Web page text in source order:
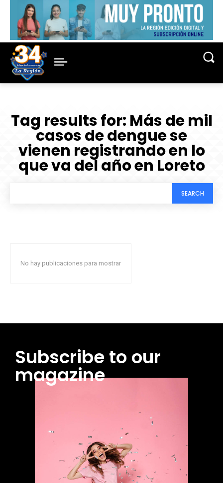
Tag results for: Más de mil
casos de dengue se
vienen registrando en lo
que va del año en Loreto
SEARCH
No hay publicaciones para mostrar
Subscribe to our
magazine